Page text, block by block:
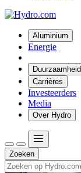
Aluminium
Energie
Duurzaamheid
Carrières
Investeerders
Media
Over Hydro
Zoeken